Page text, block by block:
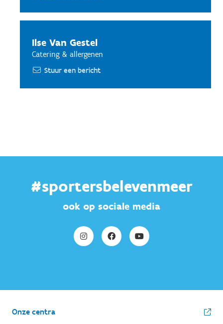
Ilse Van Gestel
Catering & allergenen
Stuur een bericht
#sportersbelevenmeer
ook op sociale media
Onze centra